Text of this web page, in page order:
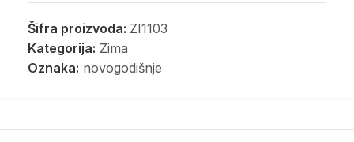
Šifra proizvoda: ZI1103
Kategorija: Zima
Oznaka: novogodišnje